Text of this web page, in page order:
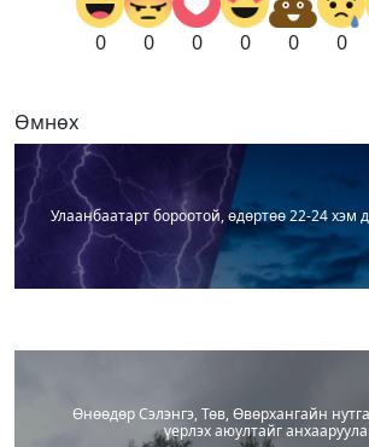
0 0 0 0 0 0
Өмнөх
Улаанбаатарт бороотой, өдөртөө 22-24 хэм
Өнөөдөр Сэлэнгэ, Төв, Өвөрхангайн
үерлэх аюултайг